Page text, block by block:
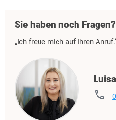
Sie haben noch Fragen?
„Ich freue mich auf Ihren
phone